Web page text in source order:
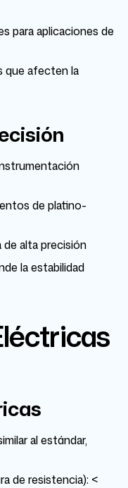
para aplicaciones de
que afecten la
de platino-
de alta precisión
la estabilidad
al estándar,
de resistencia): <